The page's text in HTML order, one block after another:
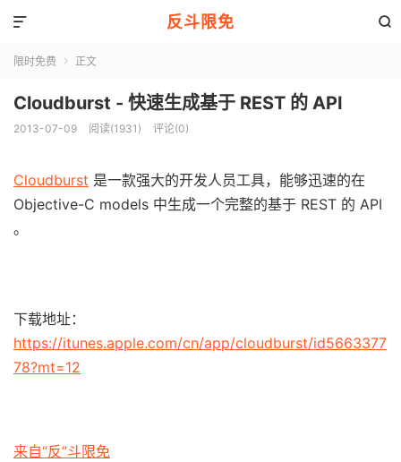
反斗限免 

限时免费  正文
Cloudburst - 快速生成基于 REST 的 API
2013-07-09 阅读(1931) 评论(0)
Cloudburst 是一款强大的开发人员工具，能够迅速的在
Objective-C models 中生成一个完整的基于 REST 的 API
。
下载地址：
https://itunes.apple.com/cn/app/cloudburst/id5663377
78?mt=12
来自“反”斗限免